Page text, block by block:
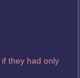
they had only